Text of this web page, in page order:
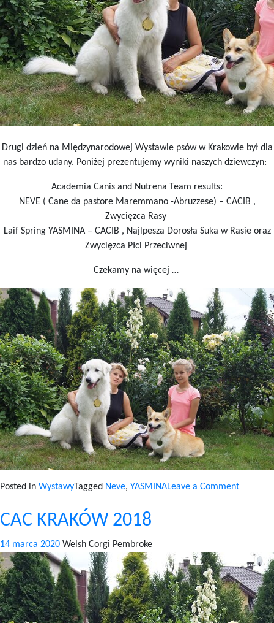
Drugi dzień na Międzynarodowej Wystawie psów w Krakowie był dla
nas bardzo udany. Poniżej prezentujemy wyniki naszych dziewczyn:
Academia Canis and Nutrena Team results:
NEVE ( Cane da pastore Maremmano -Abruzzese) – CACIB ,
Zwycięzca Rasy
Laif Spring YASMINA – CACIB , Najlpesza Dorosła Suka w Rasie oraz
Zwycięzca Płci Przeciwnej
Czekamy na więcej …
Posted in WystawyTagged Neve, YASMINALeave a Commenton
CAC KRAKÓW 2018
14 marca 2020 Welsh Corgi Pembroke